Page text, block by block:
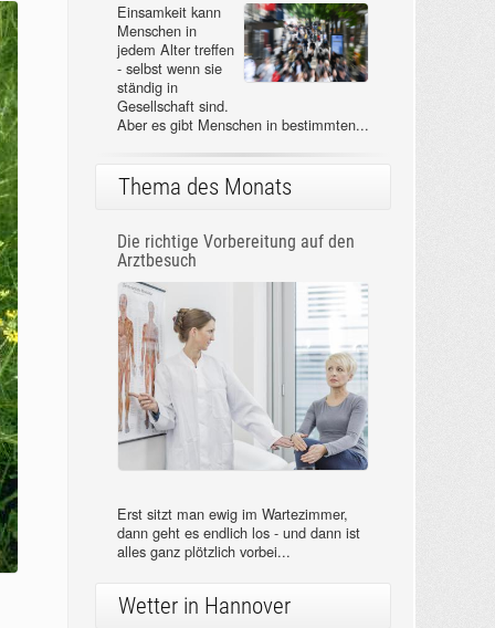
Einsamkeit kann
Menschen in
jedem Alter treffen
- selbst wenn sie
ständig in
Gesellschaft sind.
Aber es gibt Menschen in bestimmten...
Thema des Monats
Die richtige Vorbereitung auf den
Arztbesuch
Erst sitzt man ewig im Wartezimmer,
dann geht es endlich los - und dann ist
alles ganz plötzlich vorbei...
Wetter in Hannover